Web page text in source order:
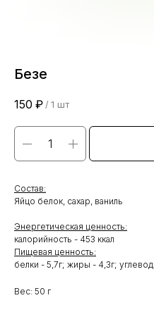
Безе
150 ₽ / 1 шт
Состав:
Яйцо белок, сахар, ваниль
Энергетическая ценность:
калорийность - 453 ккал
Пищевая ценность:
белки - 5,7г; жиры - 4,3г;
Вес: 50 г